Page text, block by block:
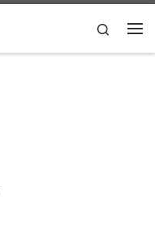
Search